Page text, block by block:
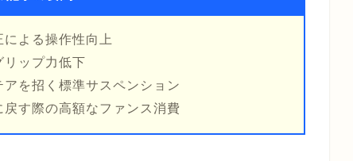
よる操作性向上
ップ力低下
を招く標準サスペンション
す際の高額なファンス消費